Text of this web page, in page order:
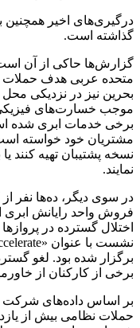
درگیری‌های اخیر همچنین
گذاشته است.
گزارش‌ها حاکی از آن
متحده عربی هدف حملات
بحرین نیز در نزدیکی
موجب خسارت‌های
مشتریان خود خواسته
نسخه پشتیبان تهیه کنند
نمایند.
در سوی دیگر، ده‌ها نفر
فروش واحد رایانش ابری
اختلال گسترده در
برگزار شده بود. لغو
برخی از کارکنان از
حملات نظامی بیش از